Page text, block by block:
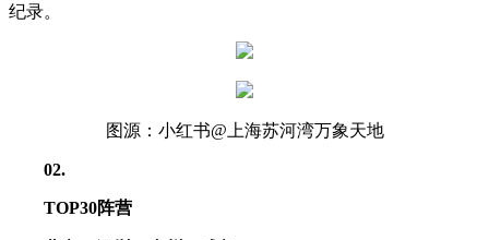
纪录。
图源：小红书@上海苏河湾万象天地
02.
TOP30阵营